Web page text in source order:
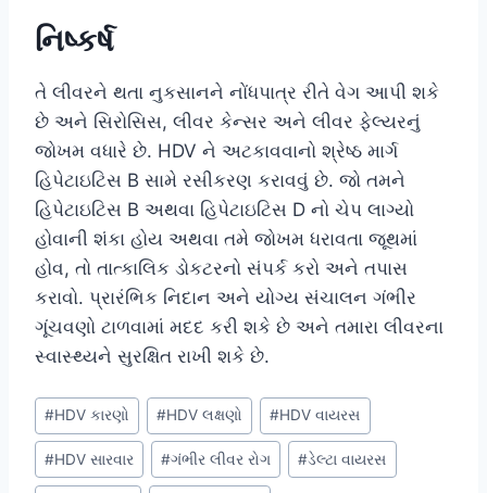
નિષ્કર્ષ
તે લીવરને થતા નુકસાનને નોંધપાત્ર રીતે વેગ આપી શકે
છે અને સિરોસિસ, લીવર કેન્સર અને લીવર ફેલ્યરનું
જોખમ વધારે છે. HDV ને અટકાવવાનો શ્રેષ્ઠ માર્ગ
હિપેટાઇટિસ B સામે રસીકરણ કરાવવું છે. જો તમને
હિપેટાઇટિસ B અથવા હિપેટાઇટિસ D નો ચેપ લાગ્યો
હોવાની શંકા હોય અથવા તમે જોખમ ધરાવતા જૂથમાં
હોવ, તો તાત્કાલિક ડોકટરનો સંપર્ક કરો અને તપાસ
કરાવો. પ્રારંભિક નિદાન અને યોગ્ય સંચાલન ગંભીર
ગૂંચવણો ટાળવામાં મદદ કરી શકે છે અને તમારા લીવરના
સ્વાસ્થ્યને સુરક્ષિત રાખી શકે છે.
Post
Tags:
#HDV કારણો #HDV લક્ષણો #HDV વાયરસ
#HDV સારવાર #ગંભીર લીવર રોગ #ડેલ્ટા વાયરસ